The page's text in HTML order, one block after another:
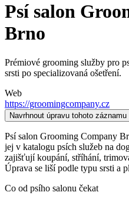
Psí salon
Brno
Prémiové grooming služby pro
srsti po specializovaná ošetření.
Web
https://groomingcompany.cz
Navrhnout úpravu tohoto záznamu
Psí salon Grooming Company
jej v katalogu psích služeb na
zajišťují koupání, stříhání,
Úprava se liší podle typu srsti a
Co od psího salonu čekat